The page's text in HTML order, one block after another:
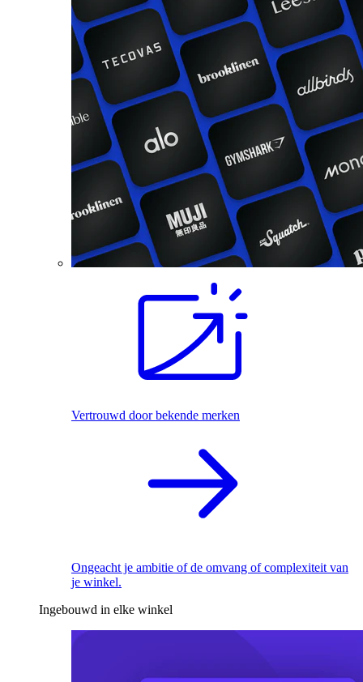
Vertrouwd door bekende merken
Ongeacht je ambitie of de omvang of complexiteit van
je winkel.
Ingebouwd in elke winkel